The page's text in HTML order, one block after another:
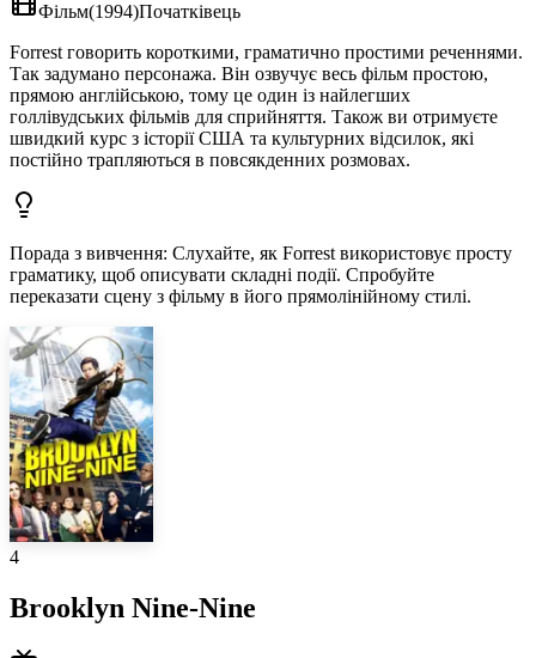
Фільм(1994)Початківець
Forrest говорить короткими, граматично простими реченнями.
Так задумано персонажа. Він озвучує весь фільм простою,
прямою англійською, тому це один із найлегших
голлівудських фільмів для сприйняття. Також ви отримуєте
швидкий курс з історії США та культурних відсилок, які
постійно трапляються в повсякденних розмовах.
Порада з вивчення: Слухайте, як Forrest використовує просту
граматику, щоб описувати складні події. Спробуйте
переказати сцену з фільму в його прямолінійному стилі.
4
Brooklyn Nine-Nine